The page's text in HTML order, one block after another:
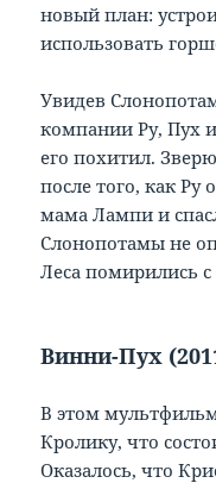
новый план:
использовать
Увидев
компании Ру, Пух
его похитил.
после того, как Ру
мама Лампи и
Слонопотамы не
Леса помирились
Винни-Пух
В этом
Кролику, что
Оказалось, что